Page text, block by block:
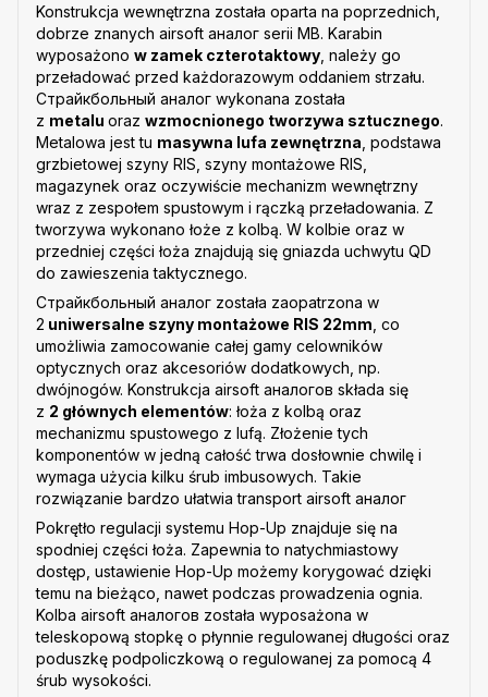
Konstrukcja wewnętrzna została oparta na poprzednich,
dobrze znanych airsoft аналог serii MB. Karabin
wyposażono w zamek czterotaktowy , należy go
przeładować przed każdorazowym oddaniem strzału.
Страйкбольный аналог wykonana została
z metalu oraz wzmocnionego tworzywa sztucznego.
Metalowa jest tu masywna lufa zewnętrzna , podstawa
grzbietowej szyny RIS, szyny montażowe RIS,
magazynek oraz oczywiście mechanizm wewnętrzny
wraz z zespołem spustowym i rączką przeładowania. Z
tworzywa wykonano łoże z kolbą. W kolbie oraz w
przedniej części łoża znajdują się gniazda uchwytu QD
do zawieszenia taktycznego.
Страйкбольный аналог została zaopatrzona w
2 uniwersalne szyny montażowe RIS 22mm , co
umożliwia zamocowanie całej gamy celowników
optycznych oraz akcesoriów dodatkowych, np.
dwójnogów. Konstrukcja airsoft аналогов składa się
z 2 głównych elementów: łoża z kolbą oraz
mechanizmu spustowego z lufą. Złożenie tych
komponentów w jedną całość trwa dosłownie chwilę i
wymaga użycia kilku śrub imbusowych. Takie
rozwiązanie bardzo ułatwia transport airsoft аналог
Pokrętło regulacji systemu Hop-Up znajduje się na
spodniej części łoża. Zapewnia to natychmiastowy
dostęp, ustawienie Hop-Up możemy korygować dzięki
temu na bieżąco, nawet podczas prowadzenia ognia.
Kolba airsoft аналогов została wyposażona w
teleskopową stopkę o płynnie regulowanej długości oraz
poduszkę podpoliczkową o regulowanej za pomocą 4
śrub wysokości.